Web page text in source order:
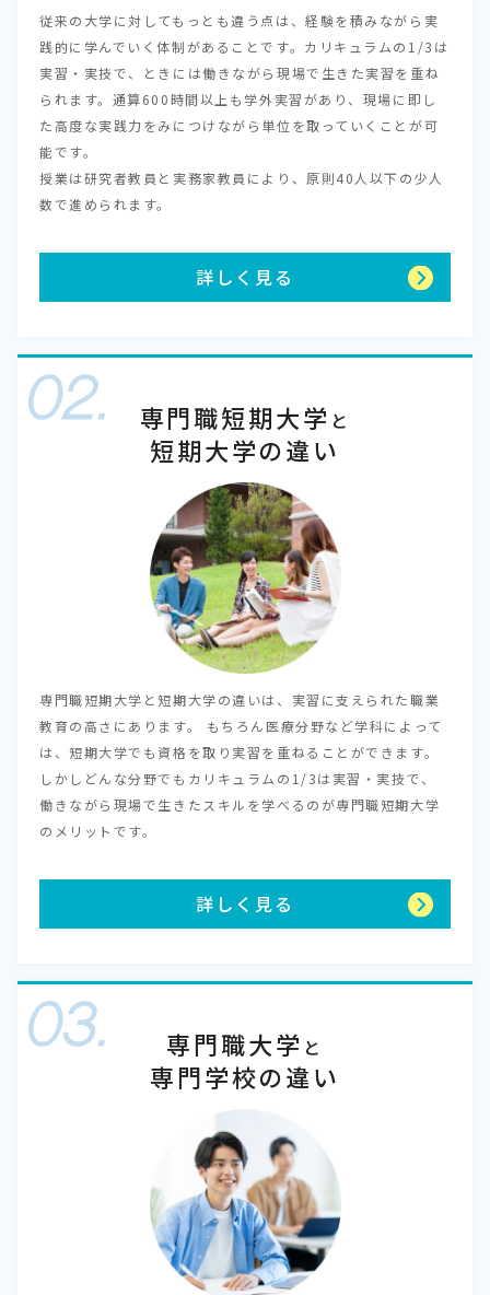
従来の大学に対してもっとも違う点は、経験を積みながら実
践的に学んでいく体制があることです。カリキュラムの1/3は
実習・実技で、ときには働きながら現場で生きた実習を重ね
られます。通算600時間以上も学外実習があり、現場に即し
た高度な実践力をみにつけながら単位を取っていくことが可
能です。
授業は研究者教員と実務家教員により、原則40人以下の少人
数で進められます。
詳しく見る
専門職短期大学 と
短期大学の違い
専門職短期大学と短期大学の違いは、実習に支えられた職業
教育の高さにあります。 もちろん医療分野など学科によって
は、短期大学でも資格を取り実習を重ねることができます。
しかしどんな分野でもカリキュラムの1/3は実習・実技で、
働きながら現場で生きたスキルを学べるのが専門職短期大学
のメリットです。
詳しく見る
専門職大学 と
専門学校の違い